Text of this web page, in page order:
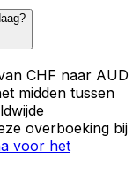
CHF naar AUD
midden tussen
overboeking bij
voor het